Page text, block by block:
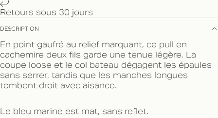
Retours sous 30 jours
DESCRIPTION
En point gaufré au relief marquant, ce pull en
cachemire deux fils garde une tenue légère. La
coupe loose et le col bateau dégagent les épaules
sans serrer, tandis que les manches longues
tombent droit avec aisance.
Le bleu marine est mat, sans reflet.